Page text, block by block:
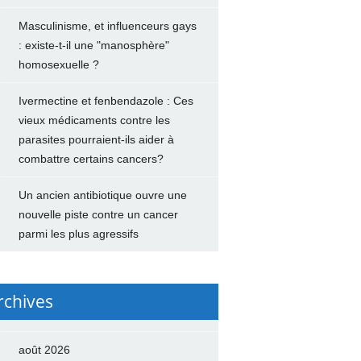
Masculinisme, et influenceurs gays
: existe-t-il une "manosphère"
homosexuelle ?
Ivermectine et fenbendazole : Ces
vieux médicaments contre les
parasites pourraient-ils aider à
combattre certains cancers?
Un ancien antibiotique ouvre une
nouvelle piste contre un cancer
parmi les plus agressifs
août 2026